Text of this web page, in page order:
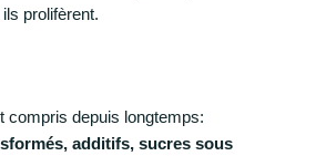
prolifèrent.
compris depuis longtemps:
additifs, sucres sous